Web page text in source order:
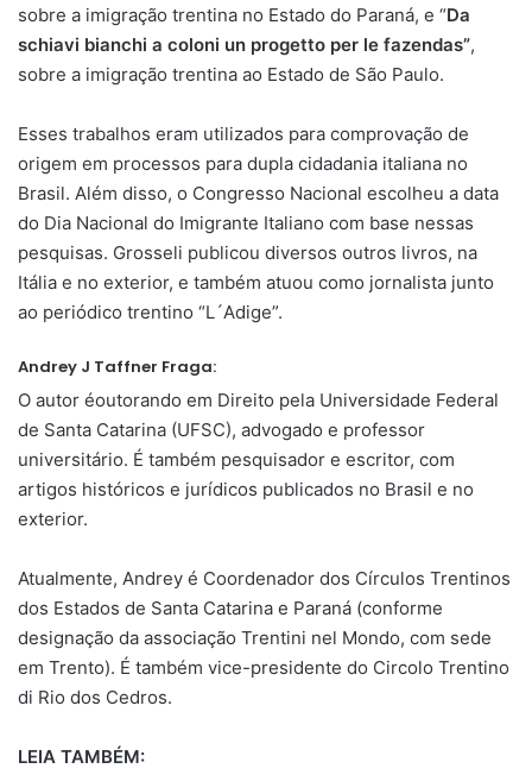
sobre a imigração trentina no Estado do Paraná, e “Da
schiavi bianchi a coloni un progetto per le fazendas”,
sobre a imigração trentina ao Estado de São Paulo.
Esses trabalhos eram utilizados para comprovação de
origem em processos para dupla cidadania italiana no
Brasil. Além disso, o Congresso Nacional escolheu a data
do Dia Nacional do Imigrante Italiano com base nessas
pesquisas. Grosseli publicou diversos outros livros, na
Itália e no exterior, e também atuou como jornalista junto
ao periódico trentino “L´Adige”.
Andrey J Taffner Fraga:
O autor éoutorando em Direito pela Universidade Federal
de Santa Catarina (UFSC), advogado e professor
universitário. É também pesquisador e escritor, com
artigos históricos e jurídicos publicados no Brasil e no
exterior.
Atualmente, Andrey é Coordenador dos Círculos Trentinos
dos Estados de Santa Catarina e Paraná (conforme
designação da associação Trentini nel Mondo, com sede
em Trento). É também vice-presidente do Circolo Trentino
di Rio dos Cedros.
LEIA TAMBÉM: